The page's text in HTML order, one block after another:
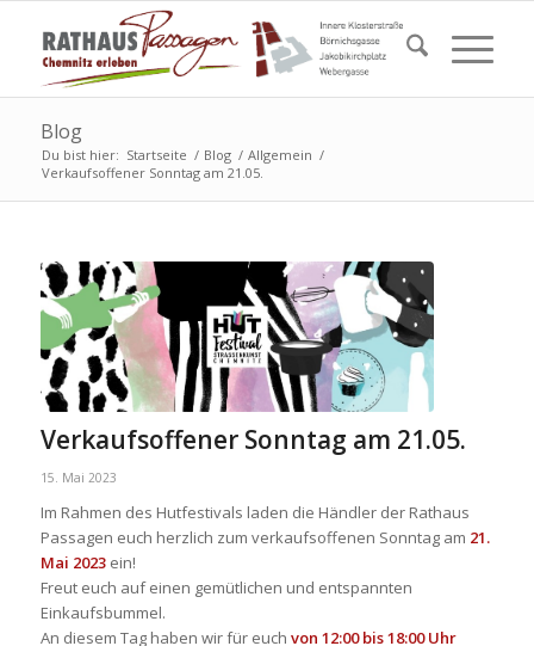
Blog
Du bist hier: Startseite / Blog / Allgemein /
Verkaufsoffener Sonntag am 21.05.
Verkaufsoffener Sonntag am 21.05.
15. Mai 2023
Im Rahmen des Hutfestivals laden die Händler der Rathaus
Passagen euch herzlich zum verkaufsoffenen Sonntag am 21.
Mai 2023ein!
Freut euch auf einen gemütlichen und entspannten
Einkaufsbummel.
An diesem Tag haben wir für euch von 12:00 bis 18:00 Uhr